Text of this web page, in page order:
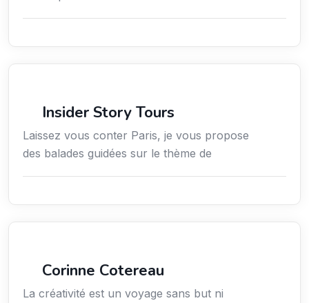
Insider Story Tours
Laissez vous conter Paris, je vous propose
des balades guidées sur le thème de
Corinne Cotereau
La créativité est un voyage sans but ni